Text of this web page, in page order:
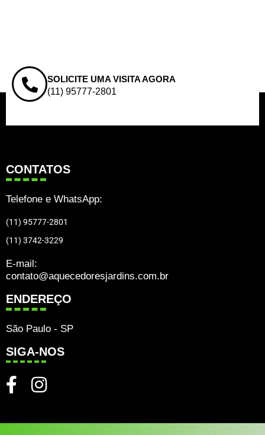
SOLICITE UMA VISITA AGORA
(11) 95777-2801
CONTATOS
Telefone e WhatsApp:
(11) 95777-2801
(11) 3742-3229
E-mail:
contato@aquecedoresjardins.com.br
ENDEREÇO
São Paulo - SP
SIGA-NOS